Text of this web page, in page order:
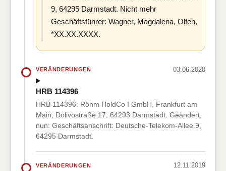
9, 64295 Darmstadt. Nicht mehr
Geschäftsführer: Wagner, Magdalena, Olfen,
*XX.XX.XXXX.
VERÄNDERUNGEN 03.06.2020
HRB 114396
HRB 114396: Röhm HoldCo I GmbH, Frankfurt am
Main, Dolivostraße 17, 64293 Darmstadt. Geändert,
nun: Geschäftsanschrift: Deutsche-Telekom-Allee 9,
64295 Darmstadt.
VERÄNDERUNGEN 12.11.2019